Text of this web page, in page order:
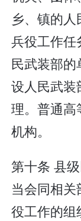
乡、镇的
兵役工作任
民武装部
设人民武
理。普通高
机构。
第十条 县
当会同相
役工作的组